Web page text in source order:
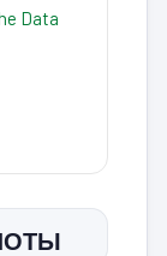
Data